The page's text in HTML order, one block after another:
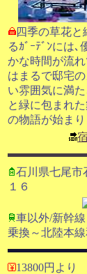
四季の草花
るｶﾞｰﾃﾞﾝには､
かな時間が流
はまるで邸宅
い雰囲気に満
と緑に包まれ
の物語が始まり
石川県七尾
１６
車以外/新幹
乗換～北陸本
13800円より